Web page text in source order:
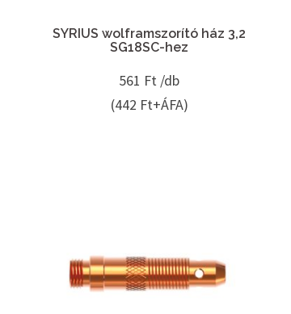
SYRIUS wolframszorító ház 3,2
SG18SC-hez
561 Ft /db
(442 Ft+ÁFA)